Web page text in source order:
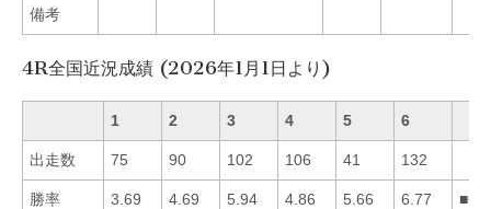
備考
4R全国近況成績 (2026年1月1日より)
1 2 3 4 5 6
出走数 75 90 102 106 41 132
勝率 3.69 4.69 5.94 4.86 5.66 6.77